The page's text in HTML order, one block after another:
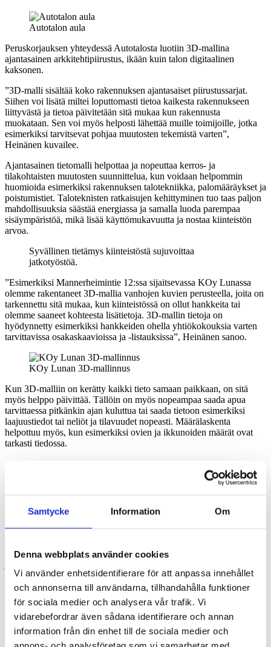
Samtycke Information Om
Denna webbplats använder cookies
Vi använder enhetsidentifierare för att anpassa innehållet
och annonserna till användarna, tillhandahålla funktioner
för sociala medier och analysera vår trafik. Vi
vidarebefordrar även sådana identifierare och annan
information från din enhet till de sociala medier och
Autotalon aula
Peruskorjauksen yhteydessä Autotalosta luotiin 3D-mallina
ajantasainen arkkitehtipiirustus, ikään kuin talon digitaalinen
kaksonen.
”3D-malli sisältää koko rakennuksen ajantasaiset piirustussarjat.
Siihen voi lisätä miltei loputtomasti tietoa kaikesta rakennukseen
liittyvästä ja tietoa päivitetään sitä mukaa kun rakennusta
muokataan. Sen voi myös helposti lähettää muille toimijoille, jotka
esimerkiksi tarvitsevat pohjaa muutosten tekemistä varten”,
Heinänen kuvailee.
Ajantasainen tietomalli helpottaa ja nopeuttaa kerros- ja
tilakohtaisten muutosten suunnittelua, kun voidaan helpommin
huomioida esimerkiksi rakennuksen talotekniikka, palomääräykset ja
poistumistiet. Taloteknisten ratkaisujen kehittyminen tuo taas paljon
mahdollisuuksia säästää energiassa ja samalla luoda parempaa
sisäympäristöä, mikä lisää käyttömukavuutta ja nostaa kiinteistön
arvoa.
Syvällinen tietämys kiinteistöstä sujuvoittaa
jatkotyöstöä.
”Esimerkiksi Mannerheimintie 12:ssa sijaitsevassa KOy Lunassa
olemme rakentaneet 3D-mallia vanhojen kuvien perusteella, joita on
tarkennettu sitä mukaa, kun kiinteistössä on ollut hankkeita tai
olemme saaneet kohteesta lisätietoja. 3D-mallin tietoja on
hyödynnetty esimerkiksi hankkeiden ohella yhtiökokouksia varten
tarvittavissa osakaskaavioissa ja -listauksissa”, Heinänen sanoo.
KOy Lunan 3D-mallinnus
Kun 3D-malliin on kerätty kaikki tieto samaan paikkaan, on sitä
myös helppo päivittää. Tällöin on myös nopeampaa saada apua
tarvittaessa pitkänkin ajan kuluttua tai saada tietoon esimerkiksi
laajuustiedot tai neliöt ja tilavuudet nopeasti. Määrälaskenta
helpottuu myös, kun esimerkiksi ovien ja ikkunoiden määrät ovat
tarkasti tiedossa.
Joskus yhteinen tie alkaa pienistä poluista
rakennettu pala palalta ja avustettu siellä missä tarvitaan.
”Olemme piirtäneet vuokralais- ja tilamuutosten kautta
Vuokralaistilojen ohella olemme myös suunnitelleet sisäänkäyntien
suunnittelujohtajaPetrus Laaksonenkertoo.
Hiljalleen kasaan on saatu hyvä ymmärrys ja tietyntasoinen
mallinnus talosta.
”Ymmärrys kokonaisuudesta sujuvoittaa kiinteistön jatkotyöstöä.